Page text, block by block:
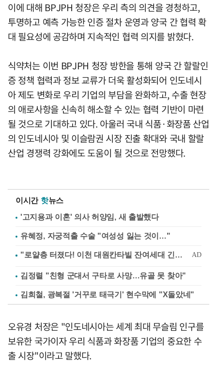
이에 대해 BPJPH 청장은 우리 측의 의견을 경청하고,
투명하고 예측 가능한 인증 절차 운영과 양국 간 협력 확
대 필요성에 공감하며 지속적인 협력 의지를 밝혔다.
식약처는 이번 BPJPH 청장 방한을 통해 양국 간 할랄인
증 정책 협력과 정보 교류가 더욱 활성화되어 인도네시
아 제도 변화로 우리 기업의 부담을 완화하고, 수출 현장
의 애로사항을 신속히 해소할 수 있는 협력 기반이 마련
될 것으로 기대하고 있다. 아울러 국내 식품·화장품 산업
의 인도네시아 및 이슬람권 시장 진출 확대와 국내 할랄
산업 경쟁력 강화에도 도움이 될 것으로 전망했다.
이시간 핫뉴스
'고지용과 이혼' 의사 허양임, 새 출발했다
유혜정, 자궁적출 수술 "여성성 잃는 것이…"
김정렬 "친형 군대서 구타로 사망…유골 못 찾아"
김희철, 광복절 '거꾸로 태극기' 현수막에 "X돌았네"
오유경 처장은 "인도네시아는 세계 최대 무슬림 인구를
보유한 국가이자 우리 식품과 화장품 기업의 중요한 수
출 시장"이라고 말했다.